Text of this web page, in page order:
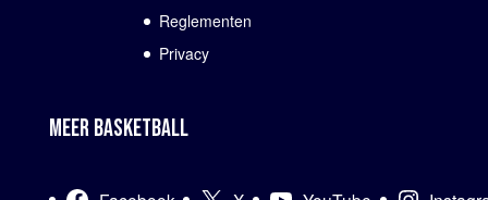
Reglementen
Privacy
MEER BASKETBALL